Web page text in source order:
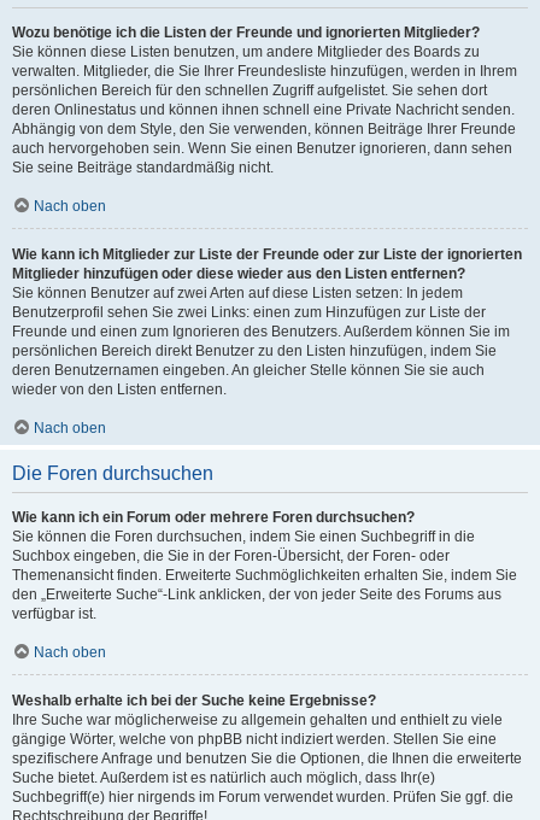
Wozu benötige ich die Listen der Freunde und ignorierten Mitglieder?
Sie können diese Listen benutzen, um andere Mitglieder des Boards zu
verwalten. Mitglieder, die Sie Ihrer Freundesliste hinzufügen, werden in Ihrem
persönlichen Bereich für den schnellen Zugriff aufgelistet. Sie sehen dort
deren Onlinestatus und können ihnen schnell eine Private Nachricht senden.
Abhängig von dem Style, den Sie verwenden, können Beiträge Ihrer Freunde
auch hervorgehoben sein. Wenn Sie einen Benutzer ignorieren, dann sehen
Sie seine Beiträge standardmäßig nicht.
Nach oben
Wie kann ich Mitglieder zur Liste der Freunde oder zur Liste der ignorierten
Mitglieder hinzufügen oder diese wieder aus den Listen entfernen?
Sie können Benutzer auf zwei Arten auf diese Listen setzen: In jedem
Benutzerprofil sehen Sie zwei Links: einen zum Hinzufügen zur Liste der
Freunde und einen zum Ignorieren des Benutzers. Außerdem können Sie im
persönlichen Bereich direkt Benutzer zu den Listen hinzufügen, indem Sie
deren Benutzernamen eingeben. An gleicher Stelle können Sie sie auch
wieder von den Listen entfernen.
Nach oben
Die Foren durchsuchen
Wie kann ich ein Forum oder mehrere Foren durchsuchen?
Sie können die Foren durchsuchen, indem Sie einen Suchbegriff in die
Suchbox eingeben, die Sie in der Foren-Übersicht, der Foren- oder
Themenansicht finden. Erweiterte Suchmöglichkeiten erhalten Sie, indem Sie
den „Erweiterte Suche“-Link anklicken, der von jeder Seite des Forums aus
verfügbar ist.
Nach oben
Weshalb erhalte ich bei der Suche keine Ergebnisse?
Ihre Suche war möglicherweise zu allgemein gehalten und enthielt zu viele
gängige Wörter, welche von phpBB nicht indiziert werden. Stellen Sie eine
spezifischere Anfrage und benutzen Sie die Optionen, die Ihnen die erweiterte
Suche bietet. Außerdem ist es natürlich auch möglich, dass Ihr(e)
Suchbegriff(e) hier nirgends im Forum verwendet wurden. Prüfen Sie ggf. die
Rechtschreibung der Begriffe!